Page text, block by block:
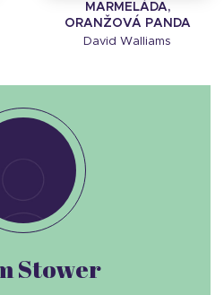
MARMELÁDA,
ORANŽOVÁ PANDA
David Walliams
Stower